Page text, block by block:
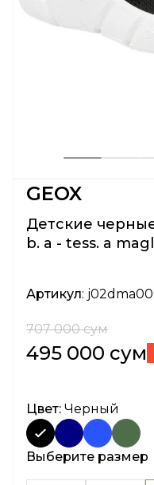
GEOX
Детские
b. a - tess. a
Артикул:
707 000 сум
495 000 сум
Цвет: Черный
Выберите размер